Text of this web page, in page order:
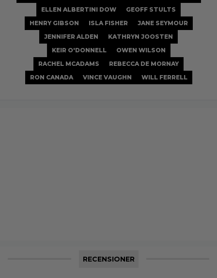
ELLEN ALBERTINI DOW
GEOFF STULTS
HENRY GIBSON
ISLA FISHER
JANE SEYMOUR
JENNIFER ALDEN
KATHRYN JOOSTEN
KEIR O'DONNELL
OWEN WILSON
RACHEL MCADAMS
REBECCA DE MORNAY
RON CANADA
VINCE VAUGHN WILL FERRELL
RECENSIONER